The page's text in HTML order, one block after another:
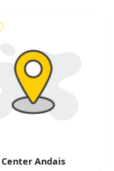
Center Andais